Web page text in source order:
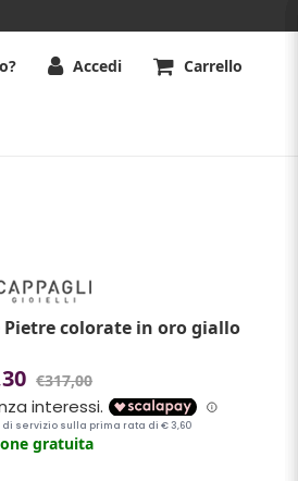
Accedi Carrello
Pietre colorate in oro giallo
€317,00
gratuita